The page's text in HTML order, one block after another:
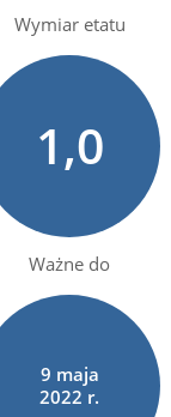
Wymiar etatu
1,0
Ważne do
9 maja
2022 r.